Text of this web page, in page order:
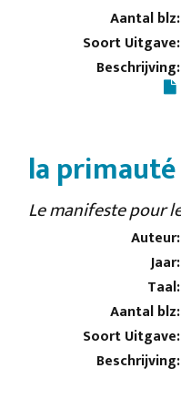
Aantal blz:
Soort Uitgave:
Beschrijving:
la
Le manifeste pour
Auteur:
Jaar:
Taal:
Aantal blz:
Soort Uitgave:
Beschrijving: